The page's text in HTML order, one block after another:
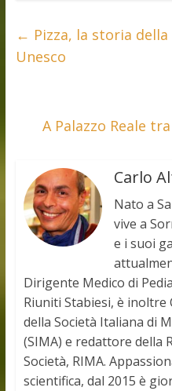
← Pizza, la storia
Unesco
A Palazzo Reale
Carlo
Nato a
vive a
e i suoi
Dirigente Medico di
Riuniti Stabiesi, è
della Società Italiana di
(SIMA) e redattore della
Società, RIMA.
scientifica, dal 2015 è